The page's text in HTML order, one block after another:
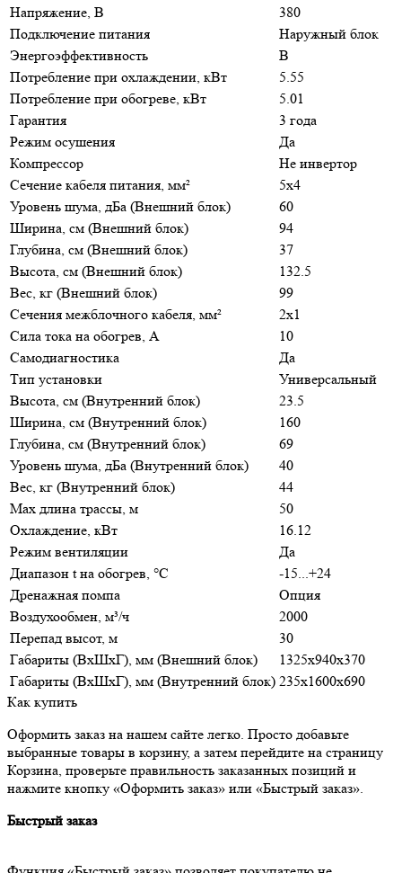
Напряжение, В
380
Подключение питания
Наружный блок
Энергоэффективность
B
Потребление при охлаждении, кВт
5.55
Потребление при обогреве, кВт
5.01
Гарантия
3 года
Режим осушения
Да
Компрессор
Не инвертор
Сечение кабеля питания, мм²
5x4
Уровень шума, дБа (Внешний блок)
60
Ширина, см (Внешний блок)
94
Глубина, см (Внешний блок)
37
Высота, см (Внешний блок)
132.5
Вес, кг (Внешний блок)
99
Сечения межблочного кабеля, мм²
2x1
Сила тока на обогрев, А
10
Самодиагностика
Да
Тип установки
Универсальный
Высота, см (Внутренний блок)
23.5
Ширина, см (Внутренний блок)
160
Глубина, см (Внутренний блок)
69
Уровень шума, дБа (Внутренний блок)
40
Вес, кг (Внутренний блок)
44
Max длина трассы, м
50
Охлаждение, кВт
16.12
Режим вентиляции
Да
Диапазон t на обогрев, °С
-15...+24
Дренажная помпа
Опция
Воздухообмен, м³/ч
2000
Перепад высот, м
30
Габариты (ВхШхГ), мм (Внешний блок)
1325x940x370
Габариты (ВхШхГ), мм (Внутренний блок) 235x1600x690
Как купить
Оформить заказ на нашем сайте легко. Просто добавьте
выбранные товары в корзину, а затем перейдите на страницу
Корзина, проверьте правильность заказанных позиций и
нажмите кнопку «Оформить заказ» или «Быстрый заказ».
Быстрый заказ